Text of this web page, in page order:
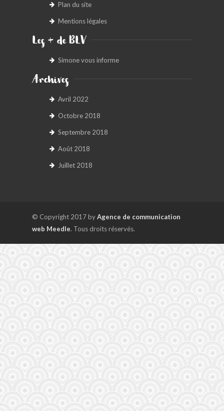
COMMENT FONCTIONNE BLV ?
Plan du site
Mentions légales
Les + de BLV
Simone vous informe
Archives
Avril 2022
Octobre 2018
Septembre 2018
Août 2018
Juillet 2018
© Copyright 2017 byAgence de communication
web Meedle. Tous droits réservés.